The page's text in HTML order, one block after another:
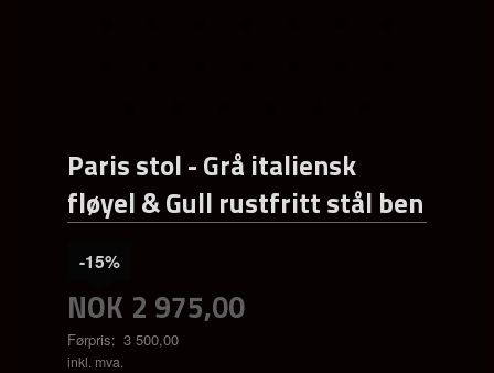
Paris stol - Grå italiensk
fløyel & Gull rustfritt stål ben
NOK 2 975,00
Førpris: 3 500,00
Rabatt
-15%
inkl. mva.